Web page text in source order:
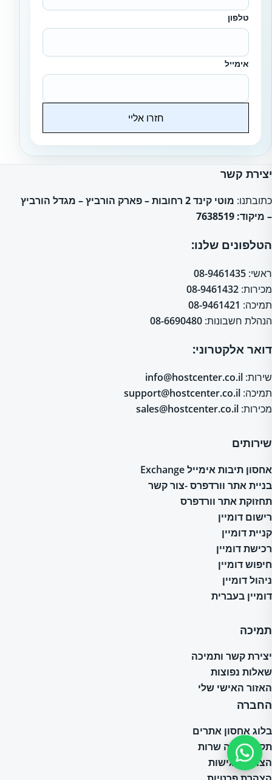
טלפון
אימייל
חזרו אליי
יצירת קשר
כתובתנו:
מוטי קינד 2 רחובות – פארק הורביץ – מגדל הורביץ
– מיקוד: 7638519
הטלפונים שלנו:
ראשי: 08-9461435
מכירות: 08-9461432
תמיכה: 08-9461421
הנהלת חשבונות: 08-6690480
דואר אלקטרוני:
שירות: info@hostcenter.co.il
תמיכה: support@hostcenter.co.il
מכירות: sales@hostcenter.co.il
שירותים
אחסון תיבות אימייל Exchange
בניית אתר וורדפרס -צור קשר
תחזוקת אתר וורדפרס
רישום דומיין
קניית דומיין
רכישת דומיין
חיפוש דומיין
ניהול דומיין
דומיין בעברית
תמיכה
יצירת קשר ותמיכה
שאלות נפוצות
האזור האישי שלי
החברה
בלוג אחסון אתרים
תקנון וחוזה שרות
הצהרת נגישות